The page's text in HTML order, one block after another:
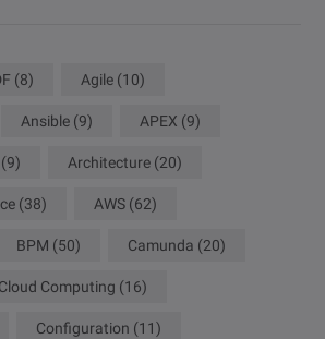
(8) Agile (10)
Ansible (9) APEX (9)
(9) Architecture (20)
(38) AWS (62)
BPM (50) Camunda (20)
Cloud Computing (16)
Configuration (11)